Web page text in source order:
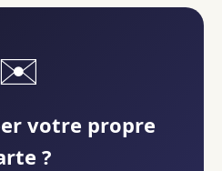
✉️
votre propre
?